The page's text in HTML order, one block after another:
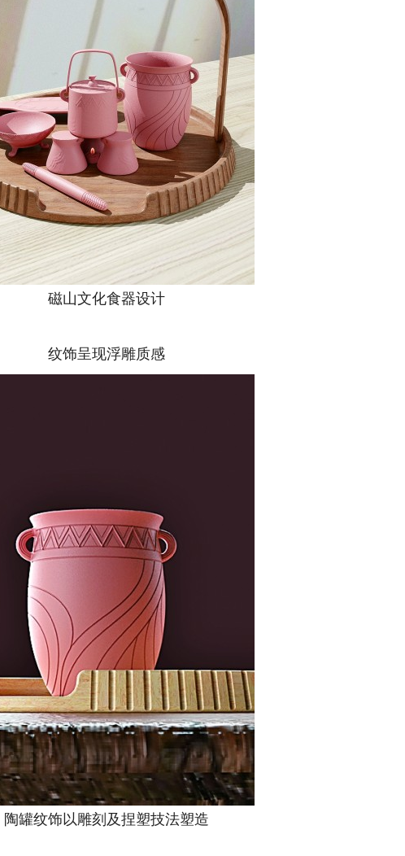
磁山文化食器设计
纹饰呈现浮雕质感
纹饰以雕刻及捏塑技法塑造